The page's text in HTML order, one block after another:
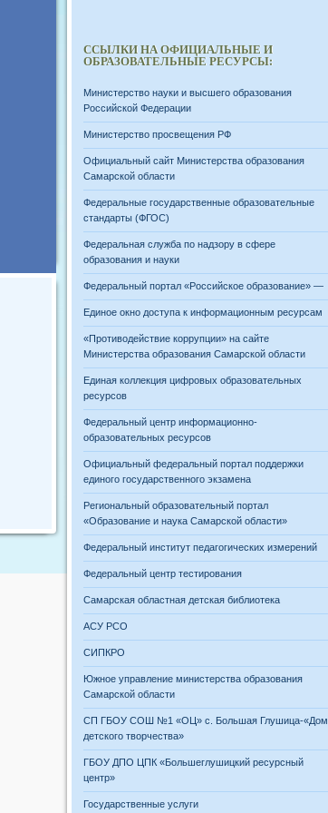
ССЫЛКИ НА ОФИЦИАЛЬНЫЕ И
ОБРАЗОВАТЕЛЬНЫЕ РЕСУРСЫ:
Министерство науки и высшего образования
Российской Федерации
Министерство просвещения РФ
Официальный сайт Министерства образования
Самарской области
Федеральные государственные образовательные
стандарты (ФГОС)
Федеральная служба по надзору в сфере
образования и науки
Федеральный портал «Российское образование» —
Единое окно доступа к информационным ресурсам
«Противодействие коррупции» на сайте
Министерства образования Самарской области
Единая коллекция цифровых образовательных
ресурсов
Федеральный центр информационно-
образовательных ресурсов
Официальный федеральный портал поддержки
единого государственного экзамена
Региональный образовательный портал
«Образование и наука Самарской области»
Федеральный институт педагогических измерений
Федеральный центр тестирования
Самарская областная детская библиотека
АСУ РСО
СИПКРО
Южное управление министерства образования
Самарской области
СП ГБОУ СОШ №1 «ОЦ» с. Большая Глушица-«Дом
детского творчества»
ГБОУ ДПО ЦПК «Большеглушицкий ресурсный
центр»
Государственные услуги